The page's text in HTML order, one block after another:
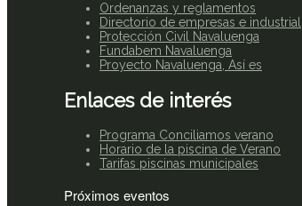
Ordenanzas y reglamentos
Directorio de empresas e industrial
Protección Civil Navaluenga
Fundabem Navaluenga
Proyecto Navaluenga, Así es
Enlaces de interés
Programa Conciliamos verano
Horario de la piscina de Verano
Tarifas piscinas municipales
Próximos eventos